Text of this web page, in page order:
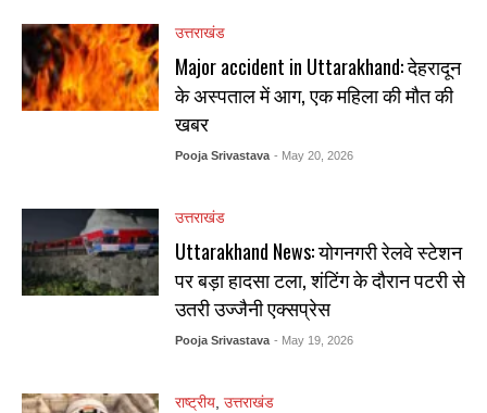
उत्तराखंड
Major accident in Uttarakhand: देहरादून
के अस्पताल में आग, एक महिला की मौत की
खबर
Pooja Srivastava - May 20, 2026
उत्तराखंड
Uttarakhand News: योगनगरी रेलवे स्टेशन
पर बड़ा हादसा टला, शंटिंग के दौरान पटरी से
उतरी उज्जैनी एक्सप्रेस
Pooja Srivastava - May 19, 2026
राष्ट्रीय, उत्तराखंड